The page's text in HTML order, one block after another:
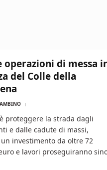
operazioni di messa
del Colle della
è proteggere la strada dagli
e dalle cadute di massi,
investimento da oltre 72
e lavori proseguiranno